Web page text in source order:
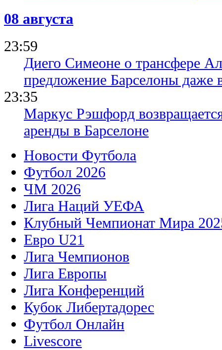
08 августа
23:59
Диего Симеоне о трансфере
предложение Барселоны даже
23:35
Маркус Рэшфорд
аренды в Барселоне
Новости Футбола
Футбол 2026
ЧМ 2026
Лига Наций УЕФА
Клубный Чемпионат Мира
Евро U21
Лига Чемпионов
Лига Европы
Лига Конференций
Кубок Либертадорес
Футбол Онлайн
Livescore